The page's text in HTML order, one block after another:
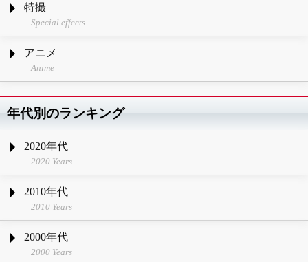
特撮
Special effects
アニメ
Anime
年代別のランキング
2020年代
2020 Years
2010年代
2010 Years
2000年代
2000 Years